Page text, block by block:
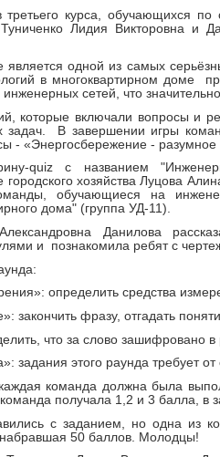
третьего курса, обучающихся по
Туниченко Лидия Викторовна и
является одной из самых
в многоквартирном доме
инженерных сетей, что
которые включали вопросы и
задач. В завершении игры
- «Энергосбережение -
quiz с названием
городского хозяйства Луцова
обучающиеся на
дома" (группа УД-11).
Данилова
и познакомила ребят с
определить средства
закончить фразу, отгадать
что за слово зашифровано в
задания этого раунда требует от
команда должна была
получала 1,2 и 3 балла, в
с заданием, но одна из
50 баллов. Молодцы!